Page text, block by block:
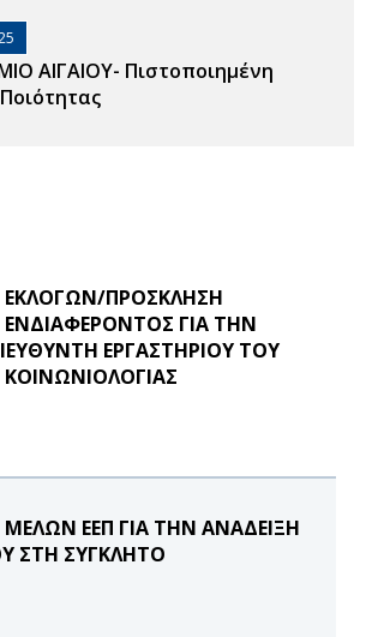
ΑΙΓΑΙΟΥ- Πιστοποιημένη
ΕΚΛΟΓΩΝ/ΠΡΟΣΚΛΗΣΗ
ΓΙΑ ΤΗΝ
ΕΡΓΑΣΤΗΡΙΟΥ ΤΟΥ
ΕΕΠ ΓΙΑ ΤΗΝ ΑΝΑΔΕΙΞΗ
ΣΤΗ ΣΥΓΚΛΗΤΟ